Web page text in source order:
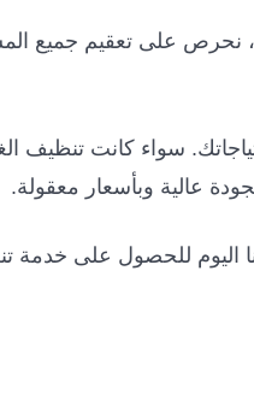
نحرص على تعقيم جميع
سواء كانت تنظيف
عالية وبأسعار معقولة.
اليوم للحصول على